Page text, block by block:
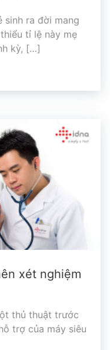
sinh ra đời mang
tỉ lệ này mẹ
kỳ, […]
xét nghiệm
thủ thuật trước
trợ của máy siêu